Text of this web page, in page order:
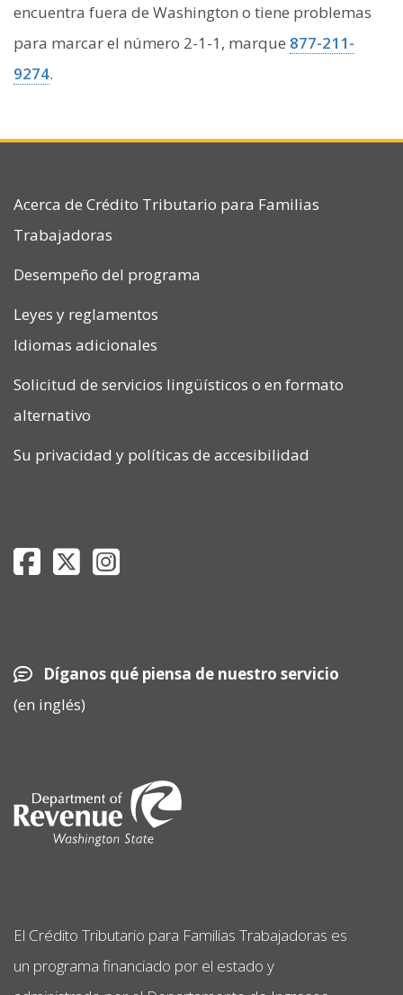
encuentra fuera de Washington o tiene problemas
para marcar el número 2-1-1, marque 877-211-
9274.
Acerca de Crédito Tributario para Familias
Trabajadoras
Desempeño del programa
Leyes y reglamentos
Idiomas adicionales
Solicitud de servicios lingüísticos o en formato
alternativo
Su privacidad y políticas de accesibilidad
Department of Revenue Facebook page
Department of Revenue Twitter page
Díganos qué piensa de nuestro servicio
(en inglés)
Image
El Crédito Tributario para Familias Trabajadoras es
un programa financiado por el estado y